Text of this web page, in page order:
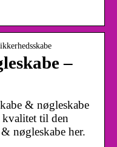
–
& nøgleskabe
til den
nøgleskabe her.